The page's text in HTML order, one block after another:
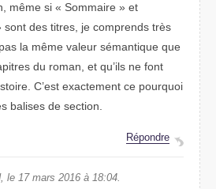
même si « Sommaire » et
sont des titres, je comprends très
pas la même valeur sémantique que
du roman, et qu’ils ne font
C’est exactement ce pourquoi
balises de section.
Répondre
le 17 mars 2016 à 18:04.